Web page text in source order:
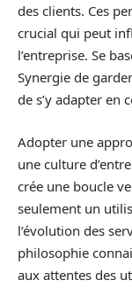
des clients. Ces
crucial qui peut
l’entreprise. Se
Synergie de
de s’y adapter en
Adopter une
une culture
crée une boucle
seulement un
l’évolution des
philosophie
aux attentes des